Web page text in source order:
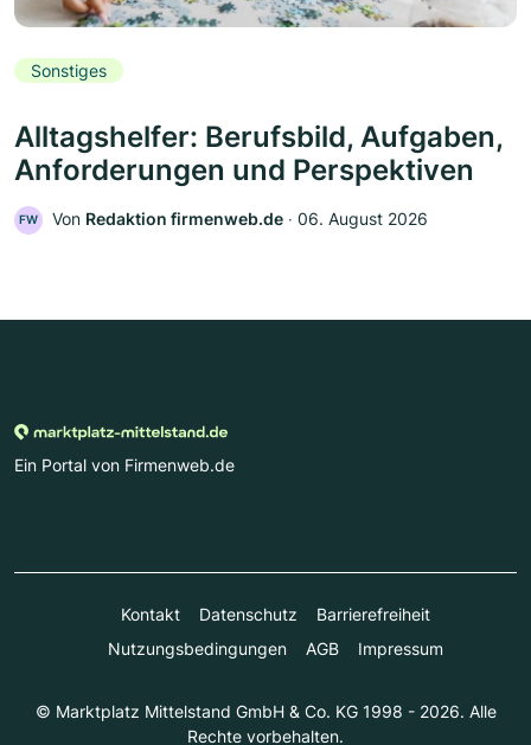
Sonstiges
Alltagshelfer: Berufsbild, Aufgaben,
Anforderungen und Perspektiven
FW Von Redaktion firmenweb.de ‧ 06. August 2026
Ein Portal von Firmenweb.de
Kontakt Datenschutz
Barrierefreiheit
Nutzungsbedingungen
AGB Impressum
© Marktplatz Mittelstand GmbH & Co. KG 1998 - 2026. Alle
Rechte vorbehalten.